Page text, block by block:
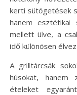
kerti sütögetések
hanem
mellett ülve, a
idő különösen
A grilltárcsák
húsokat, hanem
ételeket